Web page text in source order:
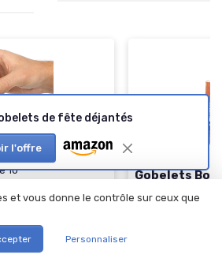
10
Gobelets
Arizona 120
de fête déjantés
l'offre
et vous donne le contrôle sur ceux que
Personnaliser